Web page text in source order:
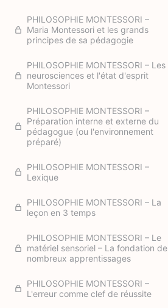
PHILOSOPHIE MONTESSORI –
Maria Montessori et les grands
principes de sa pédagogie
PHILOSOPHIE MONTESSORI – Les
neurosciences et l'état d'esprit
Montessori
PHILOSOPHIE MONTESSORI –
Préparation interne et externe du
pédagogue (ou l'environnement
préparé)
PHILOSOPHIE MONTESSORI –
Lexique
PHILOSOPHIE MONTESSORI – La
leçon en 3 temps
PHILOSOPHIE MONTESSORI – Le
matériel sensoriel – La fondation de
nombreux apprentissages
PHILOSOPHIE MONTESSORI –
L'erreur comme clef de réussite